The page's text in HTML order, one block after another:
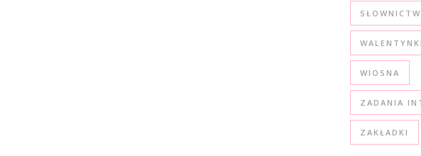
WALENTYNKI
WIOSNA
ZADANIA
ZAKŁADKI